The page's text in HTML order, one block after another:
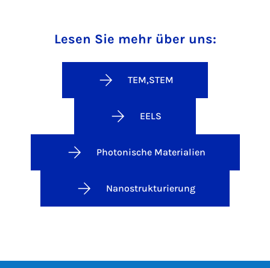
Lesen Sie mehr über uns:
TEM,STEM
EELS
Photonische Materialien
Nanostrukturierung